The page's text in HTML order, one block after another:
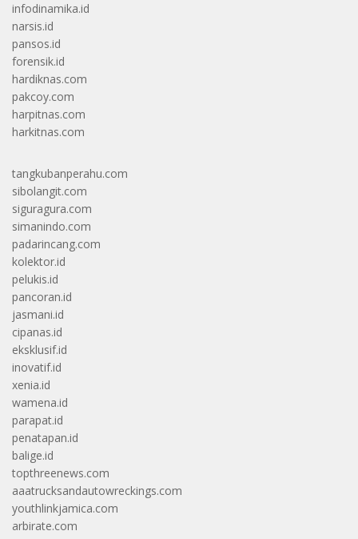
infodinamika.id
narsis.id
pansos.id
forensik.id
hardiknas.com
pakcoy.com
harpitnas.com
harkitnas.com
tangkubanperahu.com
sibolangit.com
siguragura.com
simanindo.com
padarincang.com
kolektor.id
pelukis.id
pancoran.id
jasmani.id
cipanas.id
eksklusif.id
inovatif.id
xenia.id
wamena.id
parapat.id
penatapan.id
balige.id
topthreenews.com
aaatrucksandautowreckings.com
youthlinkjamica.com
arbirate.com